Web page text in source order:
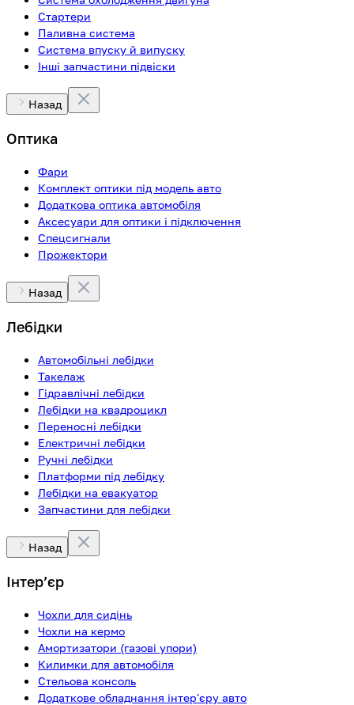
Стартери
Паливна система
Система впуску й випуску
Інші запчастини підвіски
Назад
Оптика
Фари
Комплект оптики під модель авто
Додаткова оптика автомобіля
Аксесуари для оптики і підключення
Спецсигнали
Прожектори
Назад
Лебідки
Автомобільні лебідки
Такелаж
Гідравлічні лебідки
Лебідки на квадроцикл
Переносні лебідки
Електричні лебідки
Ручні лебідки
Платформи під лебідку
Лебідки на евакуатор
Запчастини для лебідки
Назад
Інтерʼєр
Чохли для сидінь
Чохли на кермо
Амортизатори (газові упори)
Килимки для автомобіля
Стельова консоль
Додаткове обладнання інтер'єру авто